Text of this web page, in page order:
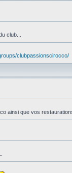
club...
clubpassionscirocco/
ainsi que vos